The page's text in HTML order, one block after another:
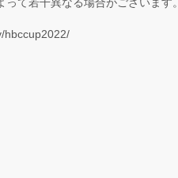
て若干異なる場合がございます。
hbccup2022/